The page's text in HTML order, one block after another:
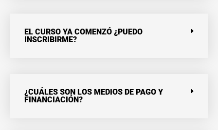
EL CURSO YA COMENZÓ ¿PUEDO
INSCRIBIRME?
¿CUÁLES SON LOS MEDIOS DE PAGO Y
FINANCIACIÓN?